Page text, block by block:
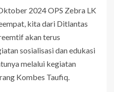
2024 OPS Zebra LK
kita dari Ditlantas
akan terus
sosialisasi dan edukasi
melalui kegiatan
Kombes Taufiq.